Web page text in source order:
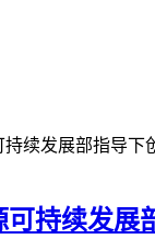
续发展部指导下
持续发展